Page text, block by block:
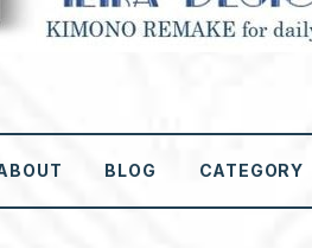
BLOG CATEGORY